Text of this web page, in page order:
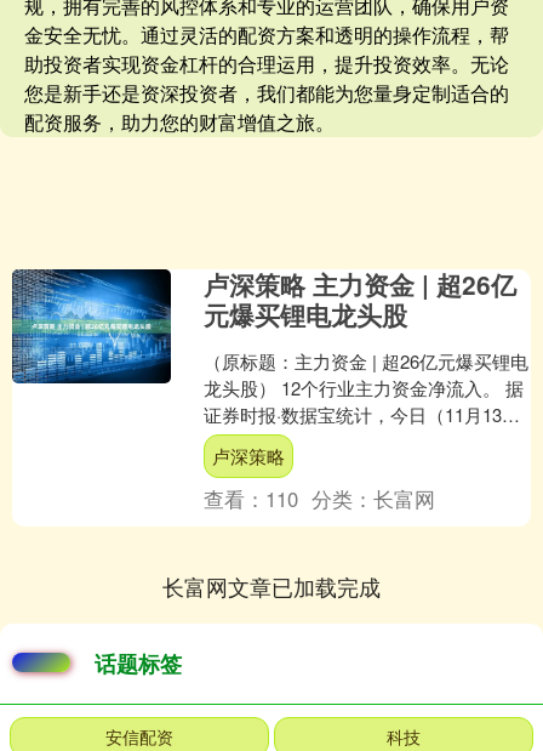
规，拥有完善的风控体系和专业的运营团队，确保用户资
金安全无忧。通过灵活的配资方案和透明的操作流程，帮
助投资者实现资金杠杆的合理运用，提升投资效率。无论
您是新手还是资深投资者，我们都能为您量身定制适合的
配资服务，助力您的财富增值之旅。
卢深策略 主力资金 | 超26亿
元爆买锂电龙头股
（原标题：主力资金 | 超26亿元爆买锂电
龙头股） 12个行业主力资金净流入。 据
证券时报·数据宝统计，今日（11月13
日），沪深两市主力资金净流入124.7
亿....
卢深策略
查看： 110 分类：长富网
长富网文章已加载完成
话题标签
安信配资 科技